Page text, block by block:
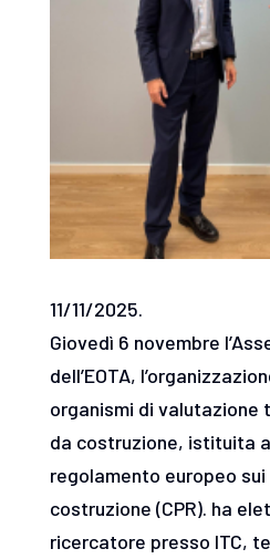
11/11/2025.
Giovedì 6 novembre
dell’EOTA,
organismi di valutazione
da costruzione, istituita
regolamento europeo
costruzione (CPR). ha
ricercatore presso ITC,